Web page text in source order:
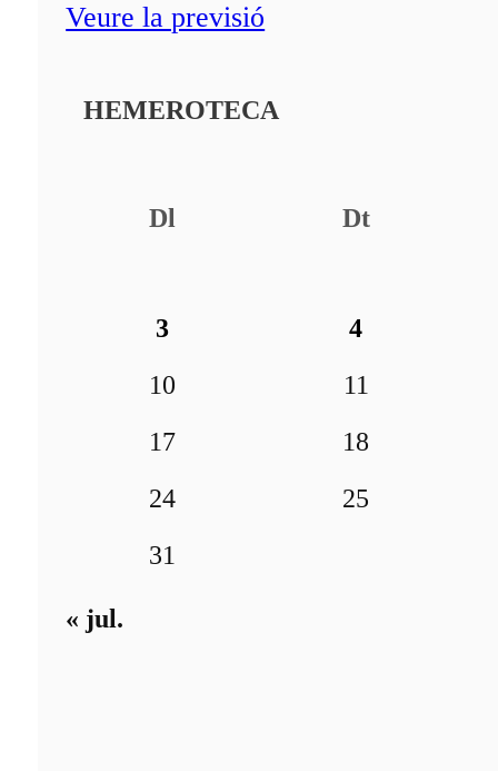
Veure la previsió
HEMEROTECA
Dl Dt
3
4
10
11
17
18
24
25
31
« jul.